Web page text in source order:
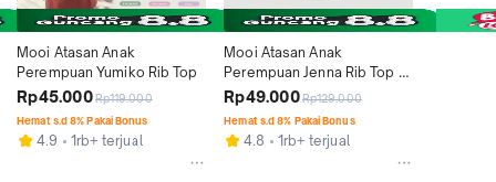
Mooi Atasan Anak
Perempuan Yumiko Rib Top
Rp45.000Rp119.000
Hemat s.d 8% Pakai Bonus
4.9 1rb+ terjual
Mooi Atasan Anak
Perempuan Jenna Rib Top
V.1
Rp49.000Rp129.000
Hemat s.d 8% Pakai Bonus
4.8 1rb+ terjual